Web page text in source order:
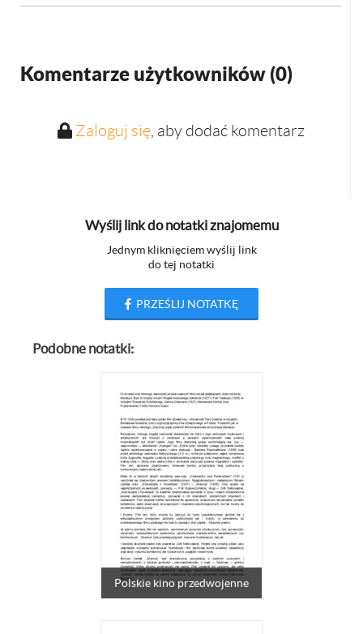
Komentarze użytkowników (0)
Zaloguj się, aby dodać komentarz
Wyślij link do notatki znajomemu
Jednym kliknięciem wyślij link
do tej notatki
PRZEŚLIJ NOTATKĘ
Podobne notatki:
Polskie kino przedwojenne